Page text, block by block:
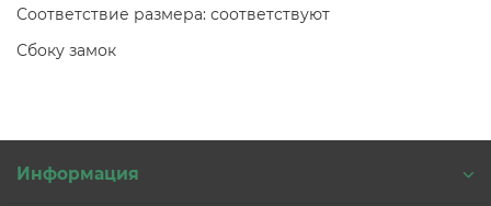
Соответствие размера: соответствуют
Сбоку замок
Информация